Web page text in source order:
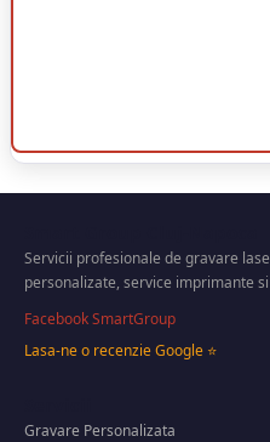
Servicii profesionale de gravare
personalizate, service imprimante
Facebook SmartGroup
Lasa-ne o recenzie Google ⭐
Gravare Personalizata